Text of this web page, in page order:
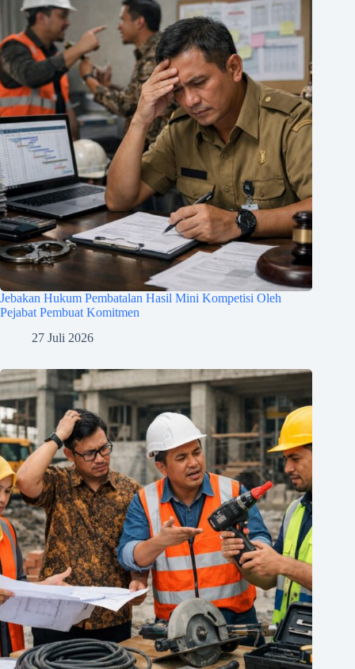
Jebakan Hukum Pembatalan Hasil Mini Kompetisi Oleh
Pejabat Pembuat Komitmen
27 Juli 2026